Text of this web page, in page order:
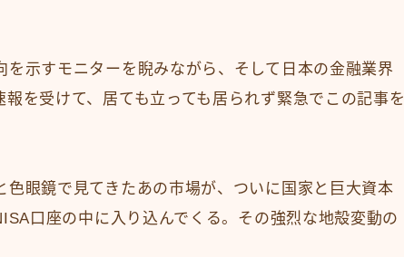
示すモニターを睨みながら、そして日本の金融業界
を受けて、居ても立っても居られず緊急でこの記事を
眼鏡で見てきたあの市場が、ついに国家と巨大資本
口座の中に入り込んでくる。その強烈な地殻変動の